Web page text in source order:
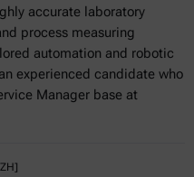
accurate laboratory
process measuring
automation and robotic
experienced candidate who
Manager base at